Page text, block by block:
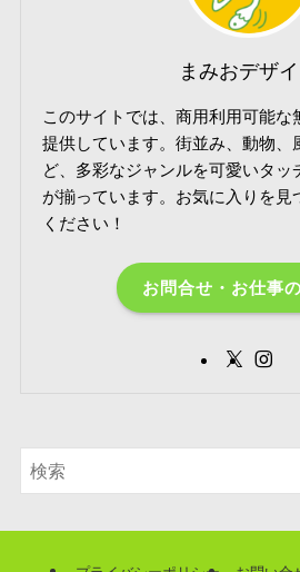
まみおデザ
このサイトでは、商用利用可能な
提供しています。街並み、動物、
ど、多彩なジャンルを可愛いタッ
が揃っています。お気に入りを見
ください！
お問合せ・お仕事